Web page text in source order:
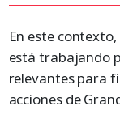
En este
está trabajando
relevantes para
acciones de